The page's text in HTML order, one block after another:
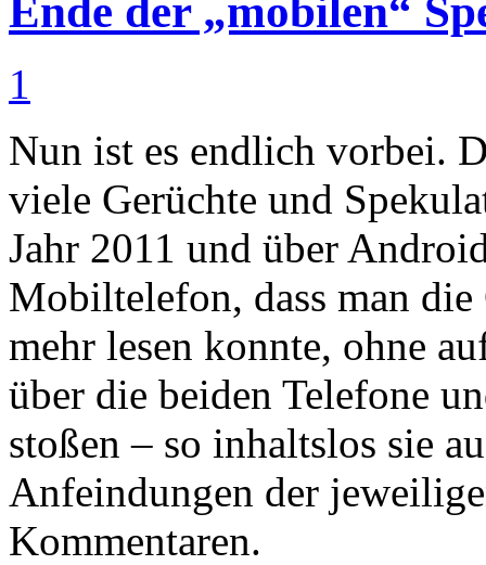
Ende der „mobilen“
1
Nun ist es endlich vorbei.
viele Gerüchte und
Jahr 2011 und über
Mobiltelefon, dass man
mehr lesen konnte, ohne
über die beiden Telefone
stoßen – so inhaltslos sie
Anfeindungen der
Kommentaren.